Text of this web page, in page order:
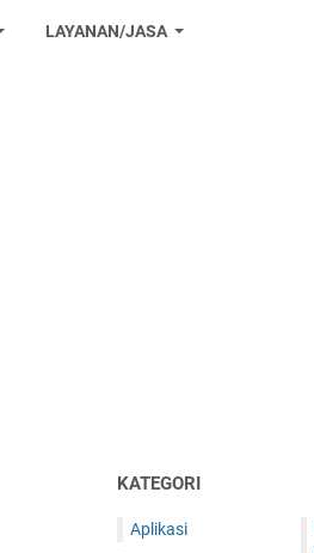
LAYANAN/JASA
KATEGORI
Aplikasi